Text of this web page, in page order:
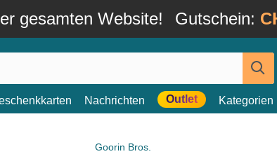
gesamten Website! Gutschein:
Nachrichten Outlet Kategorien
Goorin Bros.